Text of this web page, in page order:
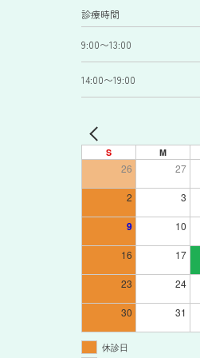
診療時間
9:00〜13:00
14:00〜19:00
S M
26 27
2 3
9 10
16 17
23 24
30 31
休診日